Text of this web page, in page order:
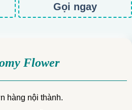
Gọi ngay
Flower
hàng nội thành.